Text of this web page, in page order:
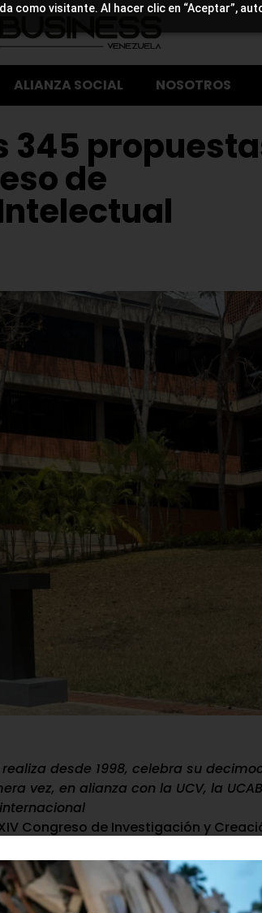
como visitante. Al hacer clic en “Aceptar”,
ALIANZA SOCIAL NOSOTROS
345
de
desde 1998, celebra su
vez, en alianza con la UCV, la
Congreso de Investigación y
del Siglo XXI”. Por primera vez,
Central de Venezuela, la
compartido: la investigación al